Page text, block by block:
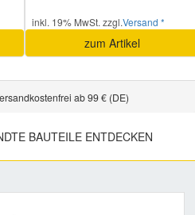
inkl. 19% MwSt. zzgl.Versand *
zum Artikel
ab 99 € (DE)
BAUTEILE ENTDECKEN